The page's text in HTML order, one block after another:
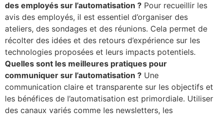
des employés sur l’automatisation ? Pour recueillir les
avis des employés, il est essentiel d’organiser des
ateliers, des sondages et des réunions. Cela permet de
récolter des idées et des retours d’expérience sur les
technologies proposées et leurs impacts potentiels.
Quelles sont les meilleures pratiques pour
communiquer sur l’automatisation ? Une
communication claire et transparente sur les objectifs et
les bénéfices de l’automatisation est primordiale. Utiliser
des canaux variés comme les newsletters, les